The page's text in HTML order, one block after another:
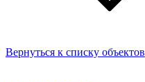
Вернуться к списку объектов